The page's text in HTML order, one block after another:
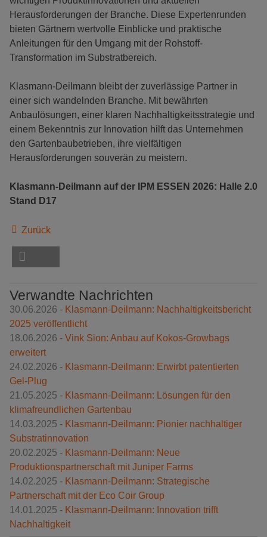
Herausforderungen der Branche. Diese Expertenrunden
bieten Gärtnern wertvolle Einblicke und praktische
Anleitungen für den Umgang mit der Rohstoff-
Transformation im Substratbereich.
Klasmann-Deilmann bleibt der zuverlässige Partner in
einer sich wandelnden Branche. Mit bewährten
Anbaulösungen, einer klaren Nachhaltigkeitsstrategie und
einem Bekenntnis zur Innovation hilft das Unternehmen
den Gartenbaubetrieben, ihre vielfältigen
Herausforderungen souverän zu meistern.
Klasmann-Deilmann auf der IPM ESSEN 2026: Halle 2.0
Stand D17
Zurück
Verwandte Nachrichten
30.06.2026 - Klasmann-Deilmann: Nachhaltigkeitsbericht
2025 veröffentlicht
18.06.2026 - Vink Sion: Anbau auf Kokos-Growbags
erweitert
24.02.2026 - Klasmann-Deilmann: Erwirbt patentierten
Gel-Plug
21.05.2025 - Klasmann-Deilmann: Lösungen für den
klimafreundlichen Gartenbau
14.03.2025 - Klasmann-Deilmann: Pionier nachhaltiger
Substratinnovation
20.02.2025 - Klasmann-Deilmann: Neue
Produktionspartnerschaft mit Juniper Farms
14.02.2025 - Klasmann-Deilmann: Strategische
Partnerschaft mit der Eco Coir Group
14.01.2025 - Klasmann-Deilmann: Innovation trifft
Nachhaltigkeit